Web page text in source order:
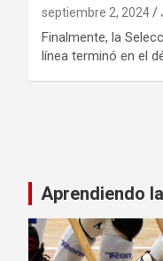
septiembre 2, 2024
Finalmente, la
línea terminó en el
entradas
Aprendiendo